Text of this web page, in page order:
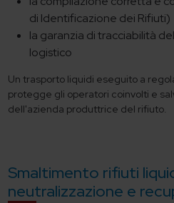
di Identificazione dei Rifiuti)
la garanzia di tracciabilità
logistico
Un trasporto liquidi eseguito a
protegge gli operatori coinvolti e
dell'azienda produttrice del rifiuto.
Smaltimento rifiuti
neutralizzazione e